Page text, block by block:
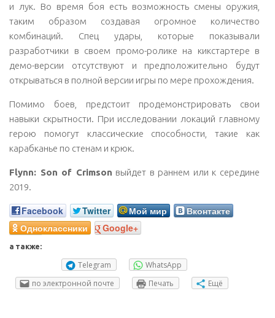
и лук. Во время боя есть возможность смены оружия,
таким образом создавая огромное количество
комбинаций. Спец удары, которые показывали
разработчики в своем промо-ролике на кикстартере в
демо-версии отсутствуют и предположительно будут
открываться в полной версии игры по мере прохождения.
Помимо боев, предстоит продемонстрировать свои
навыки скрытности. При исследовании локаций главному
герою помогут классические способности, такие как
карабканье по стенам и крюк.
Flynn: Son of Crimson выйдет в раннем или к середине
2019.
Facebook Twitter Мой мир
Вконтакте
Одноклассники
Google+
а также:
Telegram
WhatsApp
по электронной почте
Печать Ещё